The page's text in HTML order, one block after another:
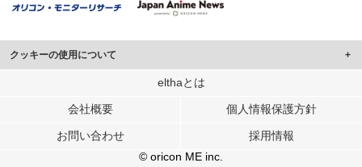
クッキーの使用について
このサイトでは Cookie を使用して、ユーザーに合わせたコンテンツや広告の
行っています。
メディアや広告配信、データ解析の各パートナーに提供しています。
各パートナーは、この情報とユーザーが各パートナーに提供した他の情報や、
ユーザーが各パートナーのサービスを使用したときに収集した他の情報を組み
elthaとは
会社概要 個人情報保護方針
お問い合わせ
採用情報
© oricon ME inc.